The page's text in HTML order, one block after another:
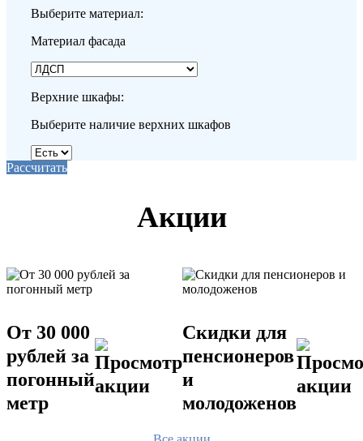
Выберите материал:
Материал фасада
Верхние шкафы:
Выберите наличие верхних шкафов
Рассчитать
Акции
От 30 000
рублей за
погонный
метр
Скидки для
пенсионеров
и
молодоженов